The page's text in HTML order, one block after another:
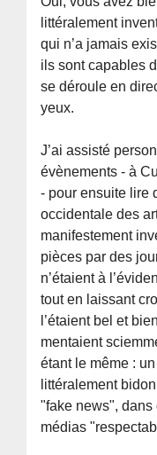
littéralement
qui n’a jamais
ils sont capables
se déroule en
yeux.
J’ai assisté
évènements - à
- pour ensuite lire
occidentale des
manifestement
pièces par des
n’étaient à
tout en laissant
l’étaient bel et
mentaient
étant le même :
littéralement
"fake news", dans
médias